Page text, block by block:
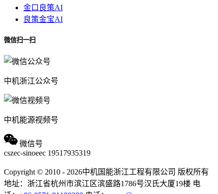
金口良策AI
良策金宝AI
微信扫一扫
中机浙江公众号
中机能源视频号
微信号
cszec-sinoeec 19517935319
Copyright © 2010 - 2026中机国能浙江工程有限公司 版权所有
地址：浙江省杭州市滨江区滨盛路1786号汉氏大厦19楼 电